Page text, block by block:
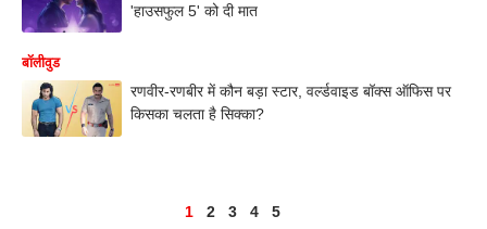
'हाउसफुल 5' को दी मात
बॉलीवुड
रणवीर-रणबीर में कौन बड़ा स्टार, वर्ल्डवाइड बॉक्स ऑफिस पर
किसका चलता है सिक्का?
1 2 3 4 5